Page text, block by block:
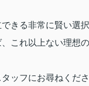
きる非常に賢い選択
これ以上ない理想の
ッフにお尋ねくださ